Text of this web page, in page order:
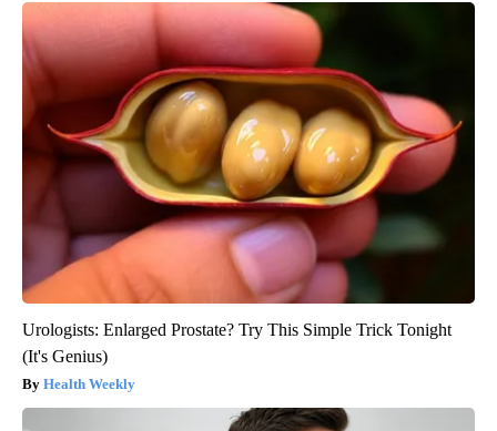
Urologists: Enlarged Prostate? Try This Simple Trick Tonight
(It's Genius)
Health Weekly